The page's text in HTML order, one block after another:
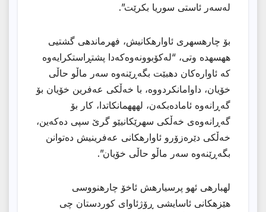
لەسەر ئاستی سوریا بکرێت”.
بۆ چارهسهری ئاوارهكانیش، فهرماندهی گشتیی
ههسهده وتی، “لەکۆبوونەوەکەدا پشتڕاستکرایەوە
کە ئاوارەکان دهبێت بگەڕێنەوە سەر ماڵو حاڵی
خۆیان، داوامانكردووه، با خەڵکی عەفرین خۆیان بۆ
گەڕانەوە ئامادەبکەن، لهههمانكاتدا، کار بۆ
گەڕانەوەی خەڵکی سهرێکانیێو گرێ سپی دەکەین،
خەڵکی دێرەزۆرو ئاوارهكانی عەفرینیش دەتوانن
بگەڕێنەوە سەر ماڵو حاڵی خۆیان”.
لهبارهی ئهو پرسیارهش ئاخۆ چارهنووسی
هێزهكانی ئاسایشی ڕۆژئاوای كوردستان چی